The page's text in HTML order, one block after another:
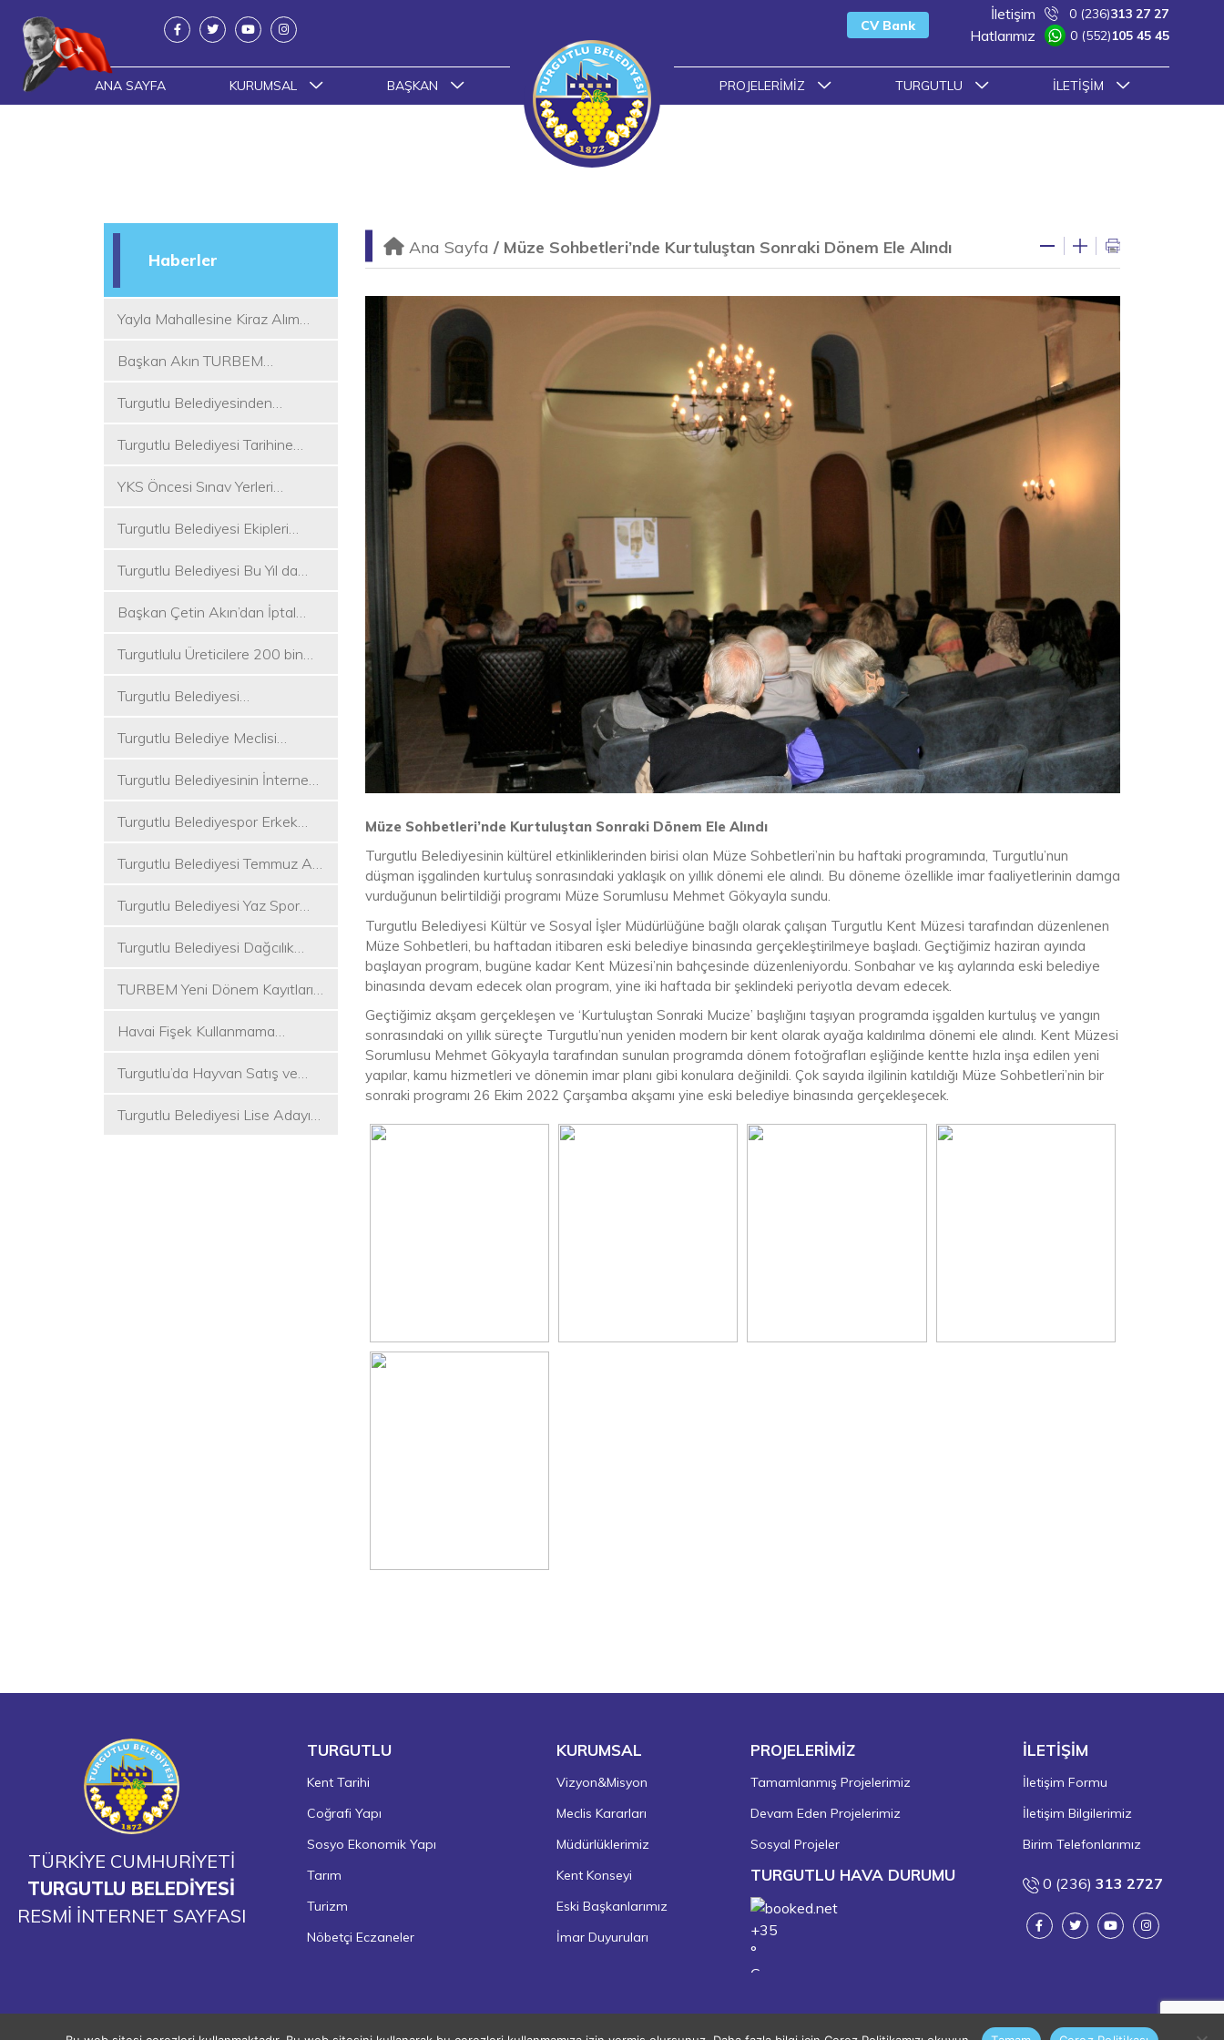
ANA SAYFA KURUMSAL BAŞKAN PROJELERIMIZ TURGUTLU İLETIŞIM
CV Bank
İletişim 0 (236)313 27 27
Hatlarımız 0 (552)105 45 45
Haberler
Yayla Mahallesine Kiraz Alım
Başkan Akın TURBEM
Turgutlu Belediyesinden
Mesai
Turgutlu Belediyesi Tarihine
YKS Öncesi Sınav Yerleri
Turgutlu Belediyesi Ekipleri
Hizmete Devam Ediyor
Turgutlu Belediyesi Bu Yıl da
Kuracak
Başkan Çetin Akın’dan İptal
Turgutlulu Üreticilere 200 bin
Turgutlu Belediyesi
Turgutlu Belediye Meclisi
Turgutlu Belediyesinin İnternet
Turgutlu Belediyespor Erkek
Turgutlu Belediyesi Temmuz Ayı
Turgutlu Belediyesi Yaz Spor
Turgutlu Belediyesi Dağcılık
Düzenledi
TURBEM Yeni Dönem Kayıtları
Havai Fişek Kullanmama
Akın Oldu
Turgutlu’da Hayvan Satış ve
Turgutlu Belediyesi Lise Adayı
Ana Sayfa / Müze Sohbetleri’nde Kurtuluştan Sonraki Dönem Ele Alındı
Müze Sohbetleri’nde Kurtuluştan Sonraki Dönem Ele Alındı
Turgutlu Belediyesinin kültürel etkinliklerinden birisi olan Müze Sohbetleri’nin bu haftaki programında, Turgutlu’nun
düşman işgalinden kurtuluş sonrasındaki yaklaşık on yıllık dönemi ele alındı. Bu döneme özellikle imar faaliyetlerinin damga
vurduğunun belirtildiği programı Müze Sorumlusu Mehmet Gökyayla sundu.
Turgutlu Belediyesi Kültür ve Sosyal İşler Müdürlüğüne bağlı olarak çalışan Turgutlu Kent Müzesi tarafından düzenlenen
Müze Sohbetleri, bu haftadan itibaren eski belediye binasında gerçekleştirilmeye başladı. Geçtiğimiz haziran ayında
başlayan program, bugüne kadar Kent Müzesi’nin bahçesinde düzenleniyordu. Sonbahar ve kış aylarında eski belediye
binasında devam edecek olan program, yine iki haftada bir şeklindeki periyotla devam edecek.
Geçtiğimiz akşam gerçekleşen ve ‘Kurtuluştan Sonraki Mucize’ başlığını taşıyan programda işgalden kurtuluş ve yangın
sonrasındaki on yıllık süreçte Turgutlu’nun yeniden modern bir kent olarak ayağa kaldırılma dönemi ele alındı. Kent Müzesi
Sorumlusu Mehmet Gökyayla tarafından sunulan programda dönem fotoğrafları eşliğinde kentte hızla inşa edilen yeni
yapılar, kamu hizmetleri ve dönemin imar planı gibi konulara değinildi. Çok sayıda ilgilinin katıldığı Müze Sohbetleri’nin bir
sonraki programı 26 Ekim 2022 Çarşamba akşamı yine eski belediye binasında gerçekleşecek.
TÜRKİYE CUMHURİYETİ
TURGUTLU BELEDİYESİ
RESMİ İNTERNET SAYFASI
TURGUTLU
Kent Tarihi
Coğrafi Yapı
Sosyo Ekonomik Yapı
Tarım
Turizm
Nöbetçi Eczaneler
KURUMSAL
Vizyon&Misyon
Meclis Kararları
Müdürlüklerimiz
Kent Konseyi
Eski Başkanlarımız
İmar Duyuruları
PROJELERİMİZ
Tamamlanmış Projelerimiz
Devam Eden Projelerimiz
Sosyal Projeler
TURGUTLU HAVA DURUMU
+35
°
C
+24°
İLETİŞİM
İletişim Formu
İletişim Bilgilerimiz
Birim Telefonlarımız
0 (236)313 2727